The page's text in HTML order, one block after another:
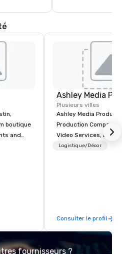
boutique
and
Star
Ashley Media
Plusieurs villes
Ashley Media
Production Company
Video Services, Event
Traditional Video
Logistique/Décor
Consulter le profil
fournisseurs ?